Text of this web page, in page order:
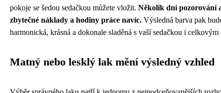
pokoje se šedou sedačkou můžete vložit. Několik dní pozorování
zbytečné náklady a hodiny práce navíc. Výsledná barva pak
harmonická, krásná a dokonale sladěná s vaší sedačkou i
Matný nebo lesklý lak mění výsledný vzhled